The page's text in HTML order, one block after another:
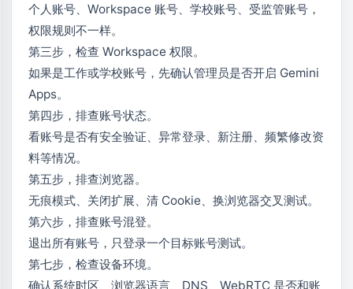
个人账号、Workspace 账号、学校账号、受监管账号，
权限规则不一样。
第三步，检查 Workspace 权限。
如果是工作或学校账号，先确认管理员是否开启 Gemini
Apps。
第四步，排查账号状态。
看账号是否有安全验证、异常登录、新注册、频繁修改资
料等情况。
第五步，排查浏览器。
无痕模式、关闭扩展、清 Cookie、换浏览器交叉测试。
第六步，排查账号混登。
退出所有账号，只登录一个目标账号测试。
第七步，检查设备环境。
确认系统时区、浏览器语言、DNS、WebRTC 是否和账